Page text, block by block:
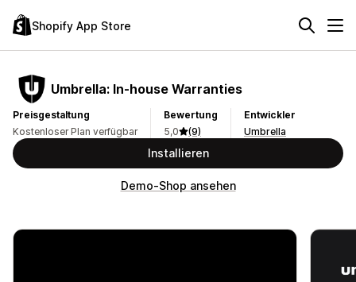
Shopify App Store
Umbrella: In‑house Warranties
Preisgestaltung
Kostenloser Plan verfügbar
Bewertung
5,0
(9)
Entwickler
Umbrella
Installieren
Demo-Shop ansehen